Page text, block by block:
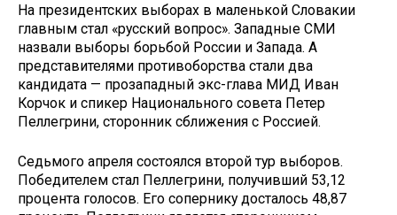
На президентских выборах в маленькой Словакии
главным стал «русский вопрос». Западные СМИ
назвали выборы борьбой России и Запада. А
представителями противоборства стали два
кандидата — прозападный экс-глава МИД Иван
Корчок и спикер Национального совета Петер
Пеллегрини, сторонник сближения с Россией.
Седьмого апреля состоялся второй тур выборов.
Победителем стал Пеллегрини, получивший 53,12
процента голосов. Его сопернику досталось 48,87